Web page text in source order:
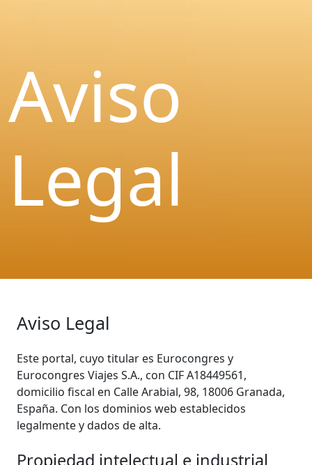
Aviso
Legal
Aviso Legal
Este portal, cuyo titular es Eurocongres y
Eurocongres Viajes S.A., con CIF A18449561,
domicilio fiscal en Calle Arabial, 98, 18006 Granada,
España. Con los dominios web establecidos
legalmente y dados de alta.
Propiedad intelectual e industrial